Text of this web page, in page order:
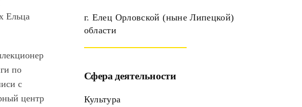
Ельца
по
с
центр
г. Елец Орловской (ныне Липецкой)
области
Сфера деятельности
Культура